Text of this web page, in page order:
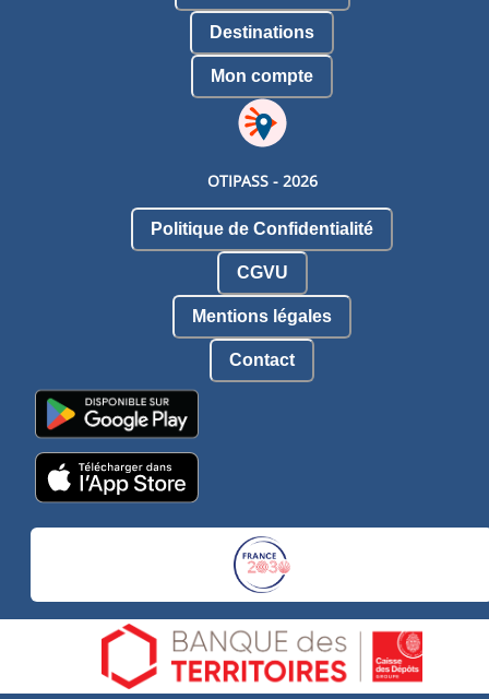
Destinations
Mon compte
OTIPASS - 2026
Politique de Confidentialité
CGVU
Mentions légales
Contact